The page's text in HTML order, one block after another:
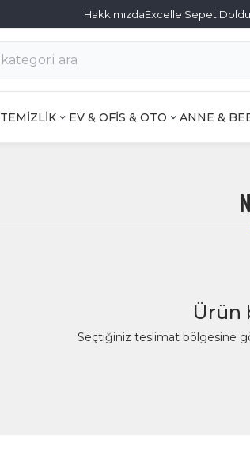
HakkımızdaExcelle Sepet
TEMİZLİK EV & OFİS & OTO ANNE &
Ürün
Seçtiğiniz teslimat bölgesine